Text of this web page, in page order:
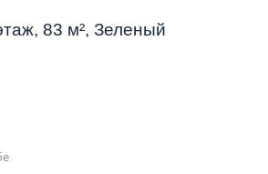
83 м², Зеленый